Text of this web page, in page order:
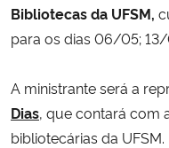
Ministério do Turismo
Ministério do Desenvolvimento
Controladoria-Geral da União
Bibliotecas da UFSM,
para os dias 06/05;
A ministrante será a
Dias, que contará com
bibliotecárias da UFSM.